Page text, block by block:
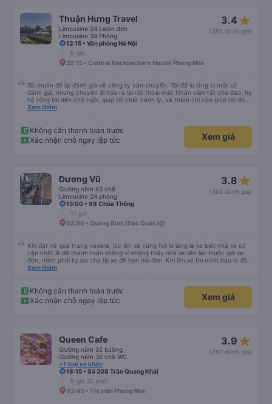
có thể sử dụng chúng vì chúng trống. Nhìn chung là một hành trình rất tốt :)
Thuận Hưng Travel
Limousine 24 cabin đơn
Limousine 34 Phòng
3.4 star_rate
(383 đánh giá)
12:15 • Văn phòng Hà Nội
8 giờ
20:15 • Central Backpackers Hostel Phong Nha
Tôi muốn để lại đánh giá về công ty vận chuyển. Tôi đã lo lắng vì một số
đánh giá, nhưng chuyến đi hóa ra lại rất thoải mái. Nhân viên rất chu đáo: họ
hộ tống tôi đến chỗ ngồi, giúp tôi chất hành lý, và thậm chí còn giúp tôi đóng
gói giày. Điểm trừ duy nhất là xe buýt đến sớm hơn một tiếng so với giờ khởi
chọn công ty này.
Xem thêm
Không cần thanh toán trước
Xác nhận chỗ ngay lập tức
Xem giá
Dương Vũ
Giường nằm 43 chỗ
Limousine 24 phòng
3.8 star_rate
(366 đánh giá)
15:00 • 98 Chùa Thông
11 giờ
02:00 • Quảng Bình (Dọc Quốc lộ)
Khi đặt vé qua trang vexere, lúc lên xe cũng hơi lo lắng là ko biết nhà xe có
cập nhật là đã thanh toán không vì không thấy nhà xe liên lạc trước giờ xe
đón, mình phải tự alo cho lái xe để hẹn nơi đón. Khi lên xe thì mình báo là đã
mua qua trang vexere thì lúc đó nhà xe mới kiểm tra và OK. Như vậy, nếu
Xem thêm
Không cần thanh toán trước
Xác nhận chỗ ngay lập tức
Xem giá
Queen Cafe
Giường nằm 32 buồng
Giường nằm 38 chỗ WC
+1 loại xe khác
3.9 star_rate
(287 đánh giá)
18:15 • Số 208 Trần Quang Khải
9 giờ 30 phút
03:45 • Thị trấn Phong Nha